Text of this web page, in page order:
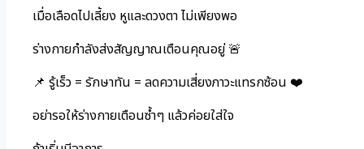
เมื่อเลือดไปเลี้ยง หูและดวงตา ไม่เพียงพอ
ร่างกายกำลังส่งสัญญาณเตือนคุณอยู่ 🚨
📌 รู้เร็ว = รักษาทัน = ลดความเสี่ยงภาวะแทรกซ้อน ❤️
อย่ารอให้ร่างกายเตือนซ้ำๆ แล้วค่อยใส่ใจ